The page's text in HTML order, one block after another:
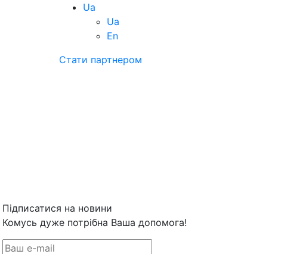
Ua
Ua
En
Стати партнером
Підписатися на новини
Комусь дуже потрібна Ваша допомога!